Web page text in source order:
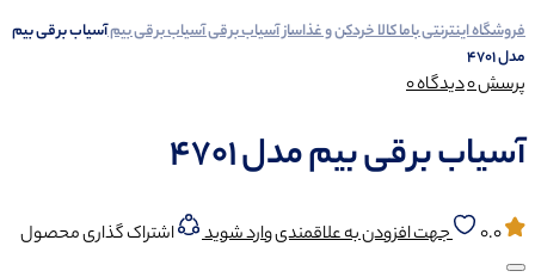
فروشگاه اینترنتی باما کالاخردکن و غذاسازآسیاب برقیآسیاب برقی بیمآسیاب برقی بیم
مدل 4701
پرسش0دیدگاه0
آسیاب برقی بیم مدل 4701
0.0 جهت افزودن به علاقمندی وارد شوید اشتراک گذاری محصول